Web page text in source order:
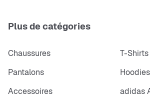
Plus de catégories
Chaussures
T-Shirts
Pantalons
Hoodies
Accessoires
adidas